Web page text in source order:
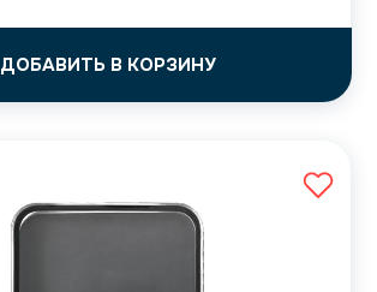
ДОБАВИТЬ В КОРЗИНУ